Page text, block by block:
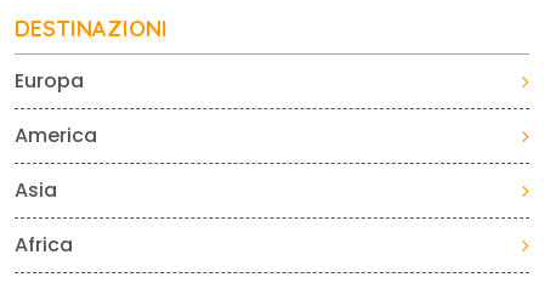
DESTINAZIONI
Europa
America
Asia
Africa